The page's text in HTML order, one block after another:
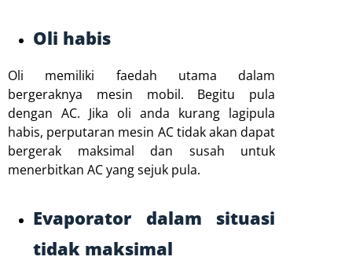
Oli habis
Oli memiliki faedah utama dalam
bergeraknya mesin mobil. Begitu pula
dengan AC. Jika oli anda kurang lagipula
habis, perputaran mesin AC tidak akan dapat
bergerak maksimal dan susah untuk
menerbitkan AC yang sejuk pula.
Evaporator dalam situasi
tidak maksimal